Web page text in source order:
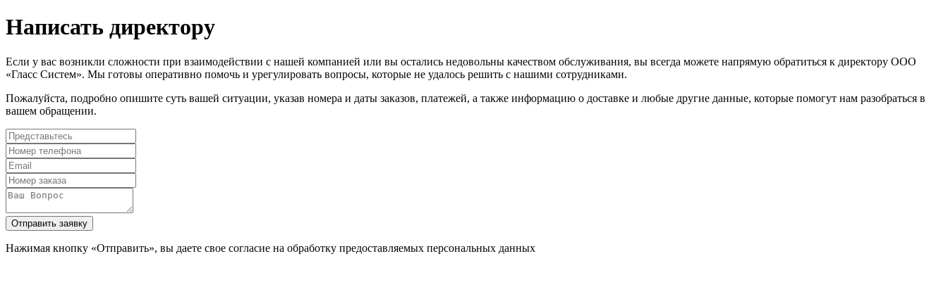
Написать директору
Если у вас возникли сложности при взаимодействии с нашей компанией или вы остались недовольны качеством обслуживания, вы всегда можете напрямую обратиться к директору ООО
«Гласс Систем». Мы готовы оперативно помочь и урегулировать вопросы, которые не удалось решить с нашими сотрудниками.
Пожалуйста, подробно опишите суть вашей ситуации, указав номера и даты заказов, платежей, а также информацию о доставке и любые другие данные, которые помогут нам разобраться в
вашем обращении.
Отправить заявку
Нажимая кнопку «Отправить», вы даете свое согласие на обработку предоставляемых персональных данных